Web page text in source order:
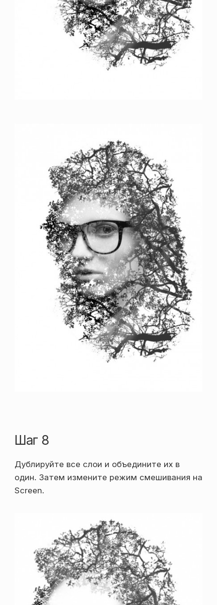
Шаг 8
Дублируйте все слои и объедините их в
один. Затем измените режим смешивания на
Screen.